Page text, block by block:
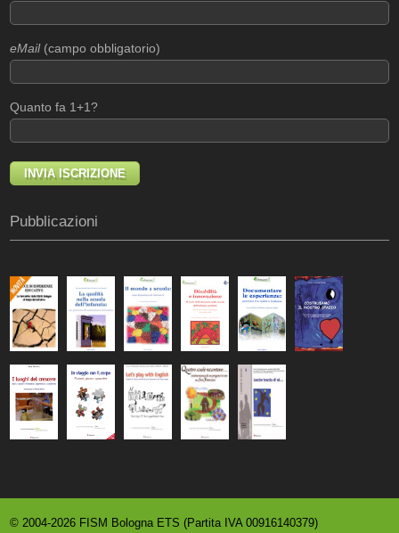
eMail(campo obbligatorio)
Quanto fa 1+1?
Pubblicazioni
© 2004-2026 FISM Bologna ETS (Partita IVA 00916140379)